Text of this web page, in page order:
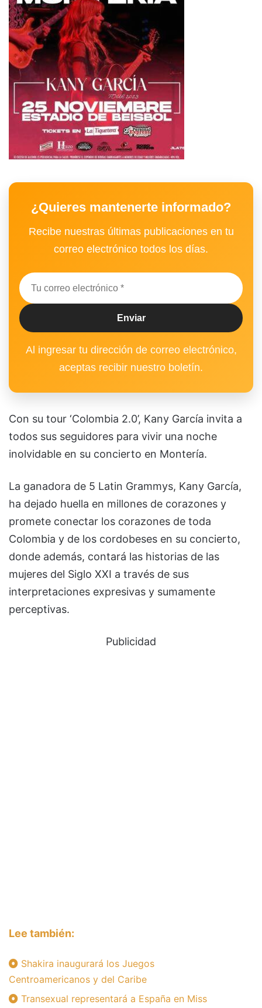
¿Quieres mantenerte informado?
Recibe nuestras últimas publicaciones en tu
correo electrónico todos los días.
Al ingresar tu dirección de correo electrónico,
aceptas recibir nuestro boletín.
Con su tour ‘Colombia 2.0’, Kany García invita a
todos sus seguidores para vivir una noche
inolvidable en su concierto en Montería.
La ganadora de 5 Latin Grammys, Kany García,
ha dejado huella en millones de corazones y
promete conectar los corazones de toda
Colombia y de los cordobeses en su concierto,
donde además, contará las historias de las
mujeres del Siglo XXI a través de sus
interpretaciones expresivas y sumamente
perceptivas.
Publicidad
Lee también:
Shakira inaugurará los Juegos
Centroamericanos y del Caribe
Transexual representará a España en Miss